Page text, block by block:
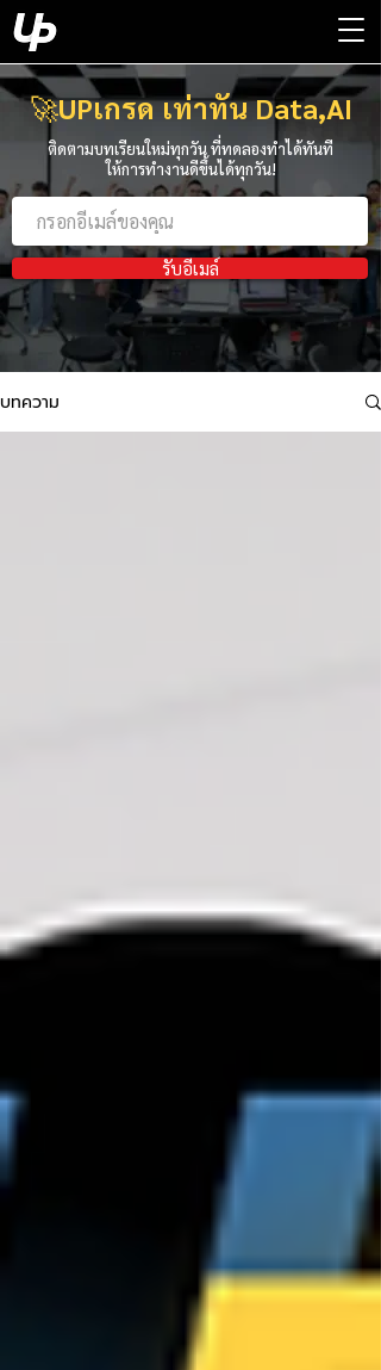
🚀UPเกรด เท่าทัน Data,AI
ติดตามบทเรียนใหม่ทุกวัน ที่ทดลองทำได้ทันที
ให้การทำงานดีขึ้นได้ทุกวัน!
รับอีเมล์
บทความ